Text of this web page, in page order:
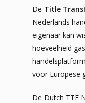
De Title
Nederlands
eigenaar kan
hoeveelheid
voor Europese
De Dutch TTF